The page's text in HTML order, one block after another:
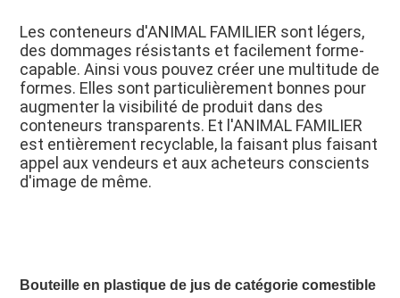
Les conteneurs d'ANIMAL FAMILIER sont légers,
des dommages résistants et facilement forme-
capable. Ainsi vous pouvez créer une multitude de
formes. Elles sont particulièrement bonnes pour
augmenter la visibilité de produit dans des
conteneurs transparents. Et l'ANIMAL FAMILIER
est entièrement recyclable, la faisant plus faisant
appel aux vendeurs et aux acheteurs conscients
d'image de même.
Bouteille en plastique de jus de catégorie comestible